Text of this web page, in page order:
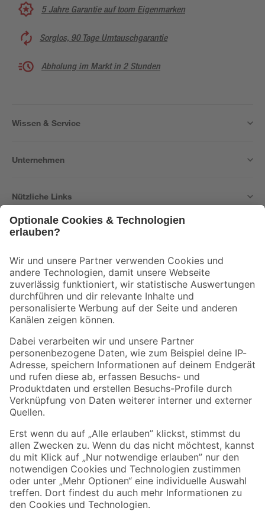
5 Jahre Garantie auf toom Eigenmarken
Sorglos, 90 Tage Umtauschgarantie
Abholung im Markt in 2 Stunden
Wissen & Service
Unternehmen
Nützliche Links
Der toom Newsletter: Keine Angebote und Aktionen mehr verpassen!
Zur Newsletter Anmeldung
Folge uns
Zahlungsarten Versandarten
Sicher einkaufen
Jetzt die toom-App herunterladen